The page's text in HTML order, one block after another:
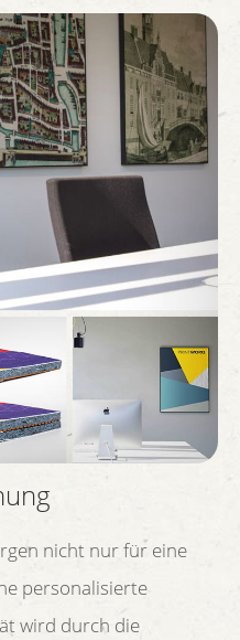
nicht nur für eine
personalisierte
wird durch die